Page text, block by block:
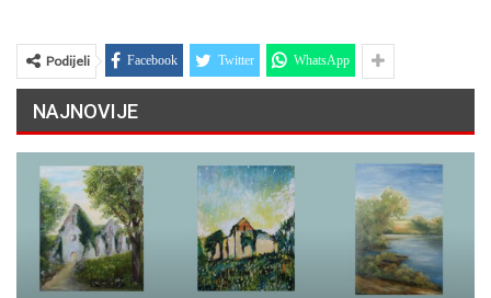
Podijeli Facebook Twitter WhatsApp
NAJNOVIJE